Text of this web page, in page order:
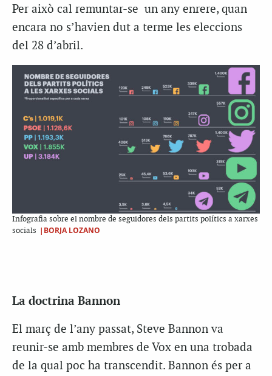
Per això cal remuntar-se un any enrere, quan
encara no s’havien dut a terme les eleccions
del 28 d’abril.
Infografia sobre el nombre de seguidores dels partits polítics a xarxes
socials |BORJA LOZANO
La doctrina Bannon
El març de l’any passat, Steve Bannon va
reunir-se amb membres de Vox en una trobada
de la qual poc ha transcendit. Bannon és per a